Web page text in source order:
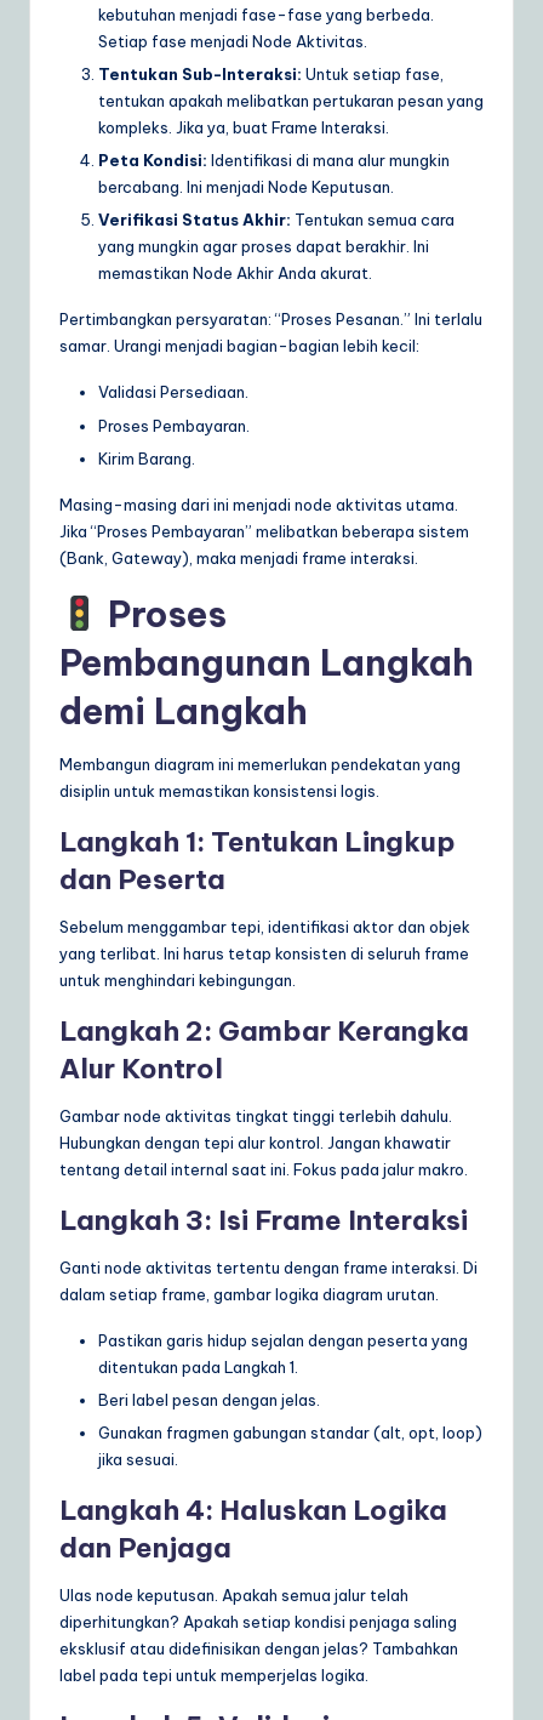
kebutuhan menjadi fase-fase yang berbeda.
Setiap fase menjadi Node Aktivitas.
Tentukan Sub-Interaksi: Untuk setiap fase,
tentukan apakah melibatkan pertukaran pesan yang
kompleks. Jika ya, buat Frame Interaksi.
Peta Kondisi: Identifikasi di mana alur mungkin
bercabang. Ini menjadi Node Keputusan.
Verifikasi Status Akhir: Tentukan semua cara
yang mungkin agar proses dapat berakhir. Ini
memastikan Node Akhir Anda akurat.
Pertimbangkan persyaratan: “Proses Pesanan.” Ini terlalu
samar. Urangi menjadi bagian-bagian lebih kecil:
Validasi Persediaan.
Proses Pembayaran.
Kirim Barang.
Masing-masing dari ini menjadi node aktivitas utama.
Jika “Proses Pembayaran” melibatkan beberapa sistem
(Bank, Gateway), maka menjadi frame interaksi.
Proses
Pembangunan Langkah
demi Langkah
Membangun diagram ini memerlukan pendekatan yang
disiplin untuk memastikan konsistensi logis.
Langkah 1: Tentukan Lingkup
dan Peserta
Sebelum menggambar tepi, identifikasi aktor dan objek
yang terlibat. Ini harus tetap konsisten di seluruh frame
untuk menghindari kebingungan.
Langkah 2: Gambar Kerangka
Alur Kontrol
Gambar node aktivitas tingkat tinggi terlebih dahulu.
Hubungkan dengan tepi alur kontrol. Jangan khawatir
tentang detail internal saat ini. Fokus pada jalur makro.
Langkah 3: Isi Frame Interaksi
Ganti node aktivitas tertentu dengan frame interaksi. Di
dalam setiap frame, gambar logika diagram urutan.
Pastikan garis hidup sejalan dengan peserta yang
ditentukan pada Langkah 1.
Beri label pesan dengan jelas.
Gunakan fragmen gabungan standar (alt, opt, loop)
jika sesuai.
Langkah 4: Haluskan Logika
dan Penjaga
Ulas node keputusan. Apakah semua jalur telah
diperhitungkan? Apakah setiap kondisi penjaga saling
eksklusif atau didefinisikan dengan jelas? Tambahkan
label pada tepi untuk memperjelas logika.